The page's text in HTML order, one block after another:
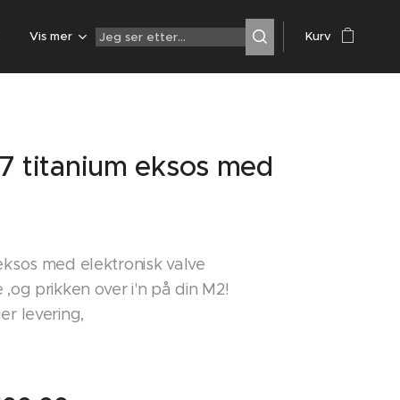
Vis mer Kurv
titanium eksos med
med elektronisk valve
,og prikken over i'n på din M2!
levering,